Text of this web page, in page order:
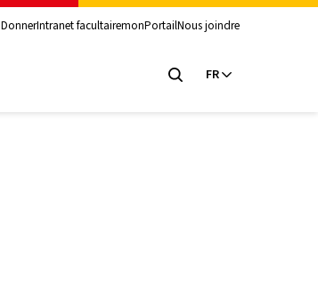
DonnerIntranet facultairemonPortailNous joindre
FR